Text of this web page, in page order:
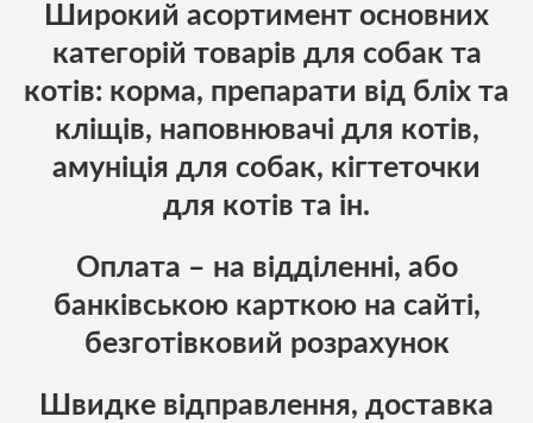
Широкий асортимент основних
категорій товарів для собак та
котів: корма, препарати від бліх та
кліщів, наповнювачі для котів,
амуніція для собак, кігтеточки
для котів та ін.
Оплата – на відділенні, або
банківською карткою на сайті,
безготівковий розрахунок
Швидке відправлення, доставка